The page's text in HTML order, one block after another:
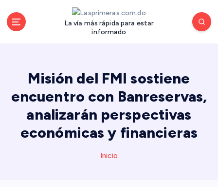
La vía más rápida para estar
informado
Misión del FMI sostiene
encuentro con Banreservas,
analizarán perspectivas
económicas y financieras
Inicio